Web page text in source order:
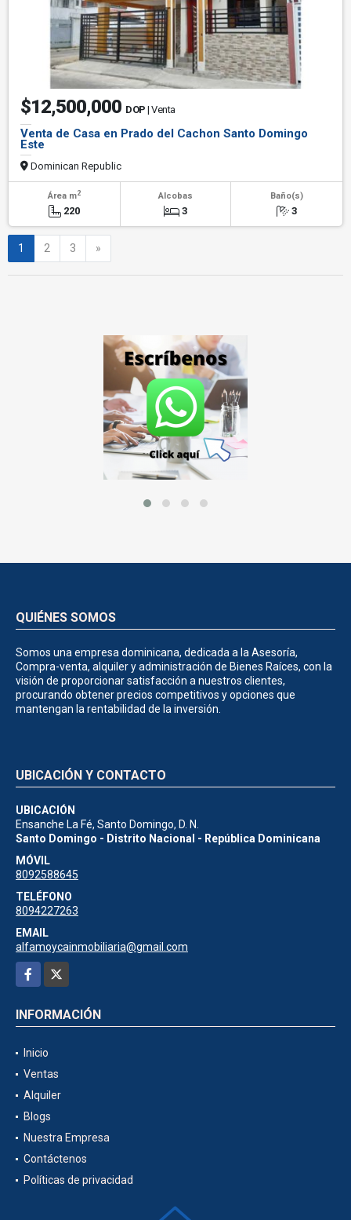
$12,500,000 DOP | Venta
Venta de Casa en Prado del Cachon Santo Domingo
Este
Dominican Republic
Área m2
220
Alcobas
3
Baño(s)
3
1 2 3 »
QUIÉNES SOMOS
Somos una empresa dominicana, dedicada a la Asesoría,
Compra-venta, alquiler y administración de Bienes Raíces, con la
visión de proporcionar satisfacción a nuestros clientes,
procurando obtener precios competitivos y opciones que
mantengan la rentabilidad de la inversión.
UBICACIÓN Y CONTACTO
UBICACIÓN
Ensanche La Fé, Santo Domingo, D. N.
Santo Domingo - Distrito Nacional - República Dominicana
MÓVIL
8092588645
TELÉFONO
8094227263
EMAIL
alfamoycainmobiliaria@gmail.com
Facebook
INFORMACIÓN
Inicio
Ventas
Alquiler
Blogs
Nuestra Empresa
Contáctenos
Políticas de privacidad